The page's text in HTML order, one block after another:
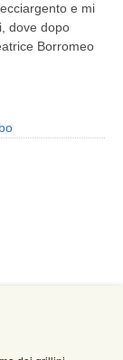
e mi
dove dopo
Borromeo